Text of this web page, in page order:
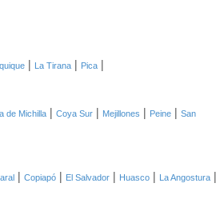
Iquique | La Tirana | Pica |
de Michilla | Coya Sur | Mejillones | Peine | San
| Copiapó | El Salvador | Huasco | La Angostura |